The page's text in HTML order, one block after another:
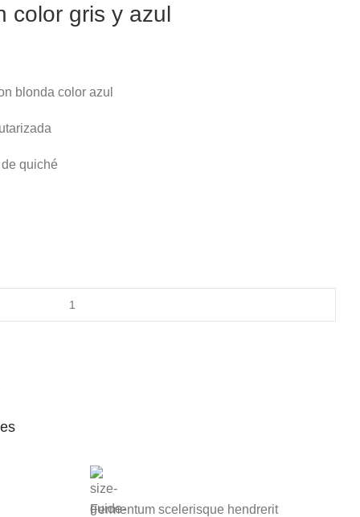
color gris y azul
blonda color azul
quiché
Fermentum scelerisque hendrerit